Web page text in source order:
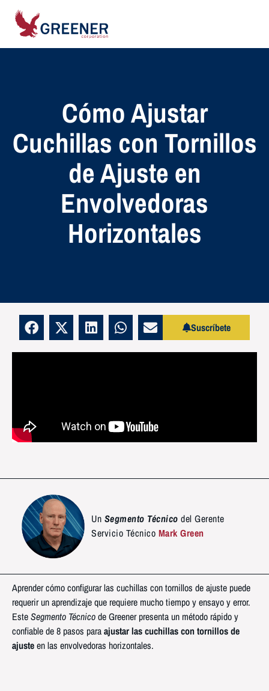
Cómo Ajustar
Cuchillas con Tornillos
de Ajuste en
Envolvedoras
Horizontales
Suscríbete
Un Segmento Técnico del Gerente
Servicio Técnico Mark Green
Aprender cómo configurar las cuchillas con tornillos de ajuste puede
requerir un aprendizaje que requiere mucho tiempo y ensayo y error.
EsteSegmento Técnicode Greener presenta un método rápido y
confiable de 8 pasos paraajustar las cuchillas con tornillos de
ajusteen las envolvedoras horizontales.